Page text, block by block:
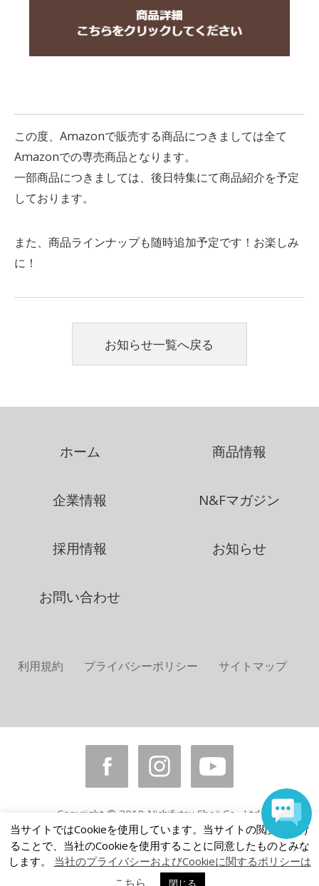
この度、Amazonで販売する商品につきましては全て
Amazonでの専売商品となります。
一部商品につきましては、後日特集にて商品紹介を予定
しております。
また、商品ラインナップも随時追加予定です！お楽しみ
に！
お知らせ一覧へ戻る
ホーム 商品情報
企業情報 N&Fマガジン
採用情報 お知らせ
お問い合わせ
利用規約 プライバシーポリシー サイトマップ
Copyright © 2018 Nichifutsu Shoji Co., Ltd.
All rights reserved.
当サイトではCookieを使用しています。当サイトの閲覧を続け
ることで、当社のCookieを使用することに同意したものとみな
します。 当社のプライバシーおよびCookieに関するポリシーは
こちら
閉じる